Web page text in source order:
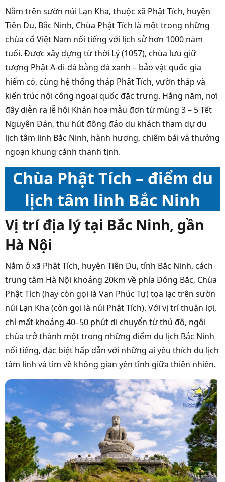
Nằm trên sườn núi Lạn Kha, thuộc xã Phật Tích, huyện
Tiên Du, Bắc Ninh, Chùa Phật Tích là một trong những
chùa cổ Việt Nam nổi tiếng với lịch sử hơn 1000 năm
tuổi. Được xây dựng từ thời Lý (1057), chùa lưu giữ
tượng Phật A-di-đà bằng đá xanh – bảo vật quốc gia
hiếm có, cùng hệ thống tháp Phật Tích, vườn tháp và
kiến trúc nội công ngoại quốc đặc trưng. Hằng năm, nơi
đây diễn ra lễ hội Khán hoa mẫu đơn từ mùng 3 – 5 Tết
Nguyên Đán, thu hút đông đảo du khách tham dự du
lịch tâm linh Bắc Ninh, hành hương, chiêm bái và thưởng
ngoạn khung cảnh thanh tịnh.
Chùa Phật Tích – điểm du
lịch tâm linh Bắc Ninh
Vị trí địa lý tại Bắc Ninh, gần
Hà Nội
Nằm ở xã Phật Tích, huyện Tiên Du, tỉnh Bắc Ninh, cách
trung tâm Hà Nội khoảng 20km về phía Đông Bắc, Chùa
Phật Tích (hay còn gọi là Vạn Phúc Tự) tọa lạc trên sườn
núi Lạn Kha (còn gọi là núi Phật Tích). Với vị trí thuận lợi,
chỉ mất khoảng 40–50 phút di chuyển từ thủ đô, ngôi
chùa trở thành một trong những điểm du lịch Bắc Ninh
nổi tiếng, đặc biệt hấp dẫn với những ai yêu thích du lịch
tâm linh và tìm về không gian yên tĩnh giữa thiên nhiên.